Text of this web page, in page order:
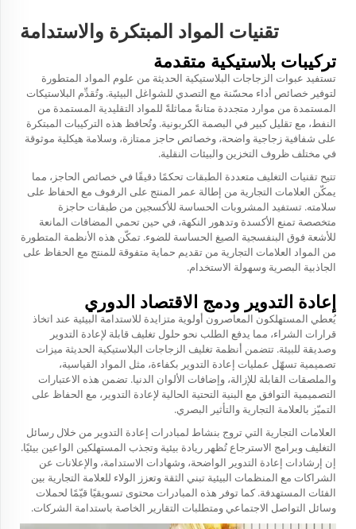
تقنيات المواد المبتكرة والاستدامة
تركيبات بلاستيكية متقدمة
تستفيد عبوات الزجاجات البلاستيكية الحديثة من علوم المواد المتطورة
لتوفير خصائص أداء محسّنة مع التصدي للشواغل البيئية. وتُقدِّم البلاستيكات
المستمدة من موارد متجددة متانةً مماثلةً للمواد التقليدية المستمدة من
النفط، مع تقليل كبير في البصمة الكربونية. وتُحافظ هذه التركيبات المبتكرة
على شفافية زجاجية واضحة، وخصائص حاجز ممتازة، وسلامة هيكلية موثوقة
في مختلف ظروف التخزين والبيئات النقلية.
تتيح تقنيات التغليف متعددة الطبقات تحكمًا دقيقًا في خصائص الحاجز، مما
يمكّن العلامات التجارية من إطالة عمر المنتج على الرفوف مع الحفاظ على
سلامته. تستفيد المشروبات الحساسة للأكسجين من طبقات حاجزة
متخصصة تمنع الأكسدة وتدهور النكهة، في حين تحمي المضافات المانعة
للأشعة فوق البنفسجية الصيغ الحساسة للضوء. تمكّن هذه الأنظمة المتطورة
من المواد العلامات التجارية من تقديم حماية متفوقة للمنتج مع الحفاظ على
الجاذبية البصرية وسهولة الاستخدام.
إعادة التدوير ودمج الاقتصاد الدوري
يُعطي المستهلكون المعاصرون أولوية متزايدة للاستدامة البيئية عند اتخاذ
قرارات الشراء، مما يدفع الطلب نحو حلول تغليف قابلة لإعادة التدوير
وصديقة للبيئة. تتضمن أنظمة تغليف الزجاجات البلاستيكية الحديثة ميزات
تصميمية تسهّل عمليات إعادة التدوير بكفاءة، مثل المواد القياسية،
والملصقات القابلة للإزالة، وإضافات الألوان الدنيا. تضمن هذه الاعتبارات
التصميمية التوافق مع البنية التحتية الحالية لإعادة التدوير، مع الحفاظ على
التميّز بالعلامة التجارية والتأثير البصري.
العلامات التجارية التي تروج بنشاط لمبادرات إعادة التدوير من خلال رسائل
التغليف وبرامج الاسترجاع تُظهر ريادة بيئية وتجذب المستهلكين الواعين بيئيًا.
إن إرشادات إعادة التدوير الواضحة، وشهادات الاستدامة، والإعلانات عن
الشراكات مع المنظمات البيئية تبني الثقة وتعزز الولاء للعلامة التجارية بين
الفئات المستهدفة. كما توفر هذه المبادرات محتوى تسويقيًا قيّمًا لحملات
وسائل التواصل الاجتماعي ومتطلبات التقارير الخاصة باستدامة الشركات.